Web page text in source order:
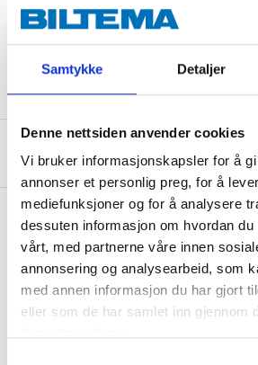
Samtykke Detaljer
Denne nettsiden anvender cookies
Vi bruker informasjonskapsler for å
annonser et personlig preg, for å
mediefunksjoner og for å analysere
dessuten informasjon om hvordan
vårt, med partnerne våre innen
annonsering og analysearbeid, som
med annen informasjon du har gjort
eller som de har samlet inn gjennom
Length
About the manufacturer